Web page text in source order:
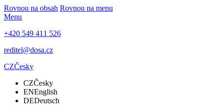
Rovnou na obsah Rovnou na menu
Menu
+420 549 411 526
reditel@dosa.cz
CZČesky
CZČesky
ENEnglish
DEDeutsch